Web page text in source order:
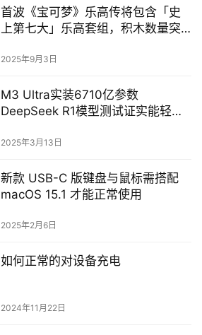
首波《宝可梦》乐高传将包含「史
上第七大」乐高套组，积木数量突
2025年9月3日
M3 Ultra实装6710亿参数
DeepSeek R1模型测试证实能轻松
2025年3月13日
新款 USB-C 版键盘与鼠标需搭配
macOS 15.1 才能正常使用
2025年2月6日
如何正常的对设备充电
2024年11月22日